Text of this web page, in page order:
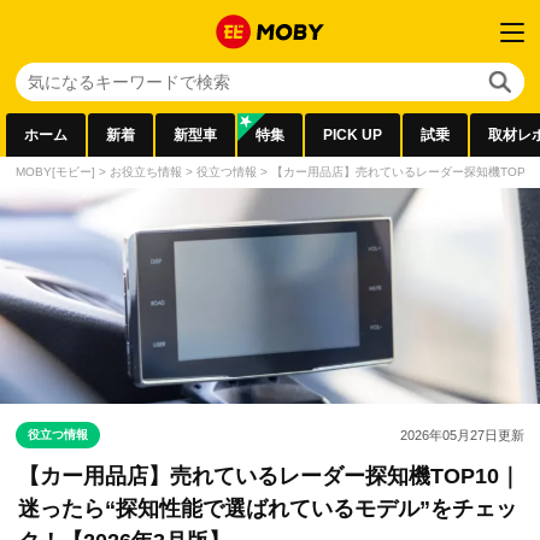
ホーム 新着 新型車 特集 PICK UP 試乗 取材レ
MOBY[モビー] > お役立ち情報 > 役立つ情報 > 【カー用品店】売れているレーダー探知機
役立つ情報 2026年05月27日更新
【カー用品店】売れているレーダー探知機TOP10｜
迷ったら“探知性能で選ばれているモデル”をチェッ